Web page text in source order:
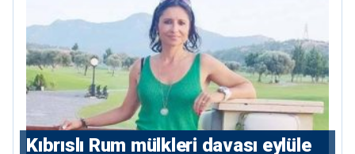
Kıbrıslı Rum mülkleri davası eylüle